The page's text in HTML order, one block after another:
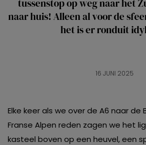
tussenstop op weg naar het
naar huis! Alleen al voor de
het is er ronduit
16 JUNI 2025
Elke keer als we over de A6 naar de
Franse Alpen reden zagen we het
kasteel boven op een heuvel, een